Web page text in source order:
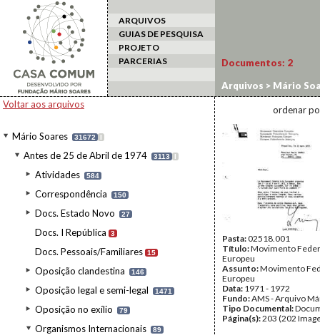
ARQUIVOS
GUIAS DE PESQUISA
PROJETO
PARCERIAS
Voltar aos arquivos
Mário Soares 31672 I
Antes de 25 de Abril de 1974 3113 I
Atividades 584
Correspondência 150
Docs. Estado Novo 27
Docs. I República 3
Docs. Pessoais/Familiares 15
Oposição clandestina 146
Oposição legal e semi-legal 1471
Oposição no exílio 79
Organismos Internacionais 89
Documentos: 2
Arquivos > Mário
Europeu
ordenar
Pasta:02518.001
Título:Movimento
Europeu
Assunto:Movimento
Europeu
Data: 1971 - 1972
Fundo:AMS - Arquivo
Tipo Documental:
Página(s):203 (202